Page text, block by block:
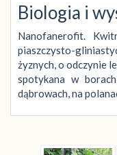
Biologia i
Nanofanerofit.
piaszczysto-
żyznych, o odczynie
spotykana w
dąbrowach, na